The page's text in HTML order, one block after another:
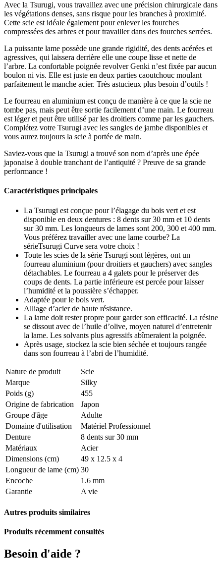
Avec la Tsurugi, vous travaillez avec une précision chirurgicale dans
les végétations denses, sans risque pour les branches à proximité.
Cette scie est idéale également pour enlever les fourches
compressées des arbres et pour travailler dans des fourches serrées.
La puissante lame possède une grande rigidité, des dents acérées et
agressives, qui laissera derrière elle une coupe lisse et nette de
l’arbre. La confortable poignée revolver Genki n’est fixée par aucun
boulon ni vis. Elle est juste en deux parties caoutchouc moulant
parfaitement le manche acier. Très astucieux plus besoin d’outils !
Le fourreau en aluminium est conçu de manière à ce que la scie ne
tombe pas, mais peut être sortie facilement d’une main. Le fourreau
est léger et peut être utilisé par les droitiers comme par les gauchers.
Complétez votre Tsurugi avec les sangles de jambe disponibles et
vous aurez toujours la scie à portée de main.
Saviez-vous que la Tsurugi a trouvé son nom d’après une épée
japonaise à double tranchant de l’antiquité ? Preuve de sa grande
performance !
Caractéristiques principales
La Tsurugi est conçue pour l’élagage du bois vert et est
disponible en deux dentures : 8 dents sur 30 mm et 10 dents
sur 30 mm. Les longueurs de lames sont 200, 300 et 400 mm.
Vous préférez travailler avec une lame courbe? La
sérieTsurugi Curve sera votre choix !
Toute les scies de la série Tsurugi sont légères, ont un
fourreau aluminium (pour droitiers et gauchers) avec sangles
détachables. Le fourreau a 4 galets pour le préserver des
coups de dents. La partie inférieure est percée pour laisser
l’humidité et la poussière s’échapper.
Adaptée pour le bois vert.
Alliage d’acier de haute résistance.
La lame doit rester propre pour garder son efficacité. La résine
se dissout avec de l’huile d’olive, moyen naturel d’entretenir
la lame. Les solvants plus agressifs abîmeraient la poignée.
Après usage, stockez la scie bien séchée et toujours rangée
dans son fourreau à l’abri de l’humidité.
Nature de produit
Scie
Marque
Silky
Poids (g)
455
Origine de fabrication
Japon
Groupe d'âge
Adulte
Domaine d'utilisation
Matériel Professionnel
Denture
8 dents sur 30 mm
Matériaux
Acier
Dimensions (cm)
49 x 12.5 x 4
Longueur de lame (cm) 30
Encoche
1.6 mm
Garantie
A vie
Autres produits similaires
Produits récemment consultés
Besoin d'aide ?